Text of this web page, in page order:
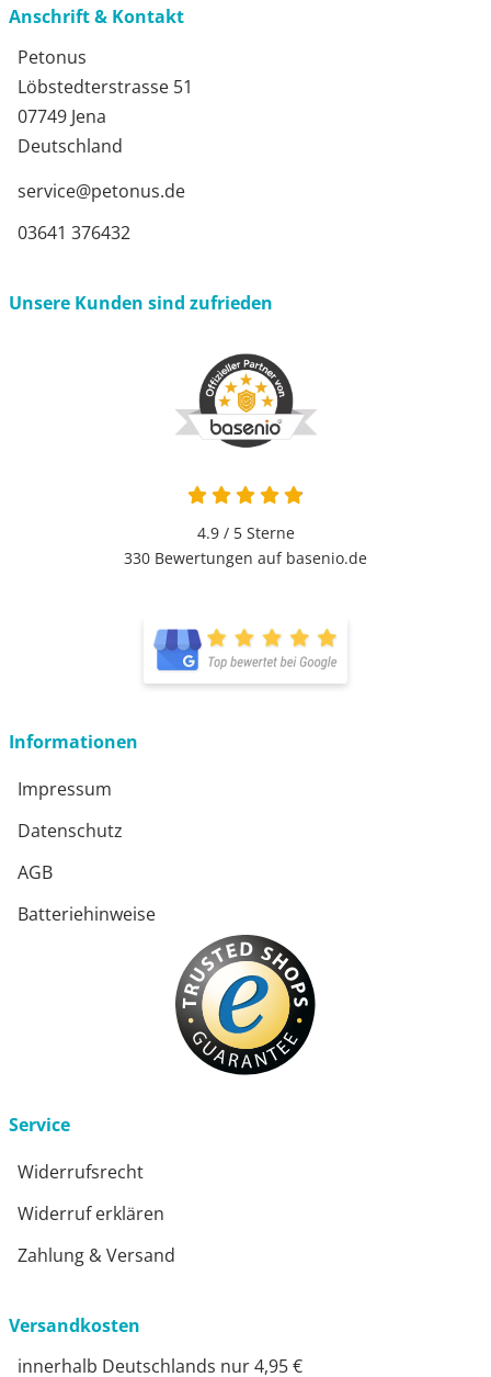
Anschrift & Kontakt
Petonus
Löbstedterstrasse 51
07749 Jena
Deutschland
service@petonus.de
03641 376432
Unsere Kunden sind zufrieden
4.9 / 5Sterne
330 Bewertungen auf basenio.de
Informationen
Impressum
Datenschutz
AGB
Batteriehinweise
Service
Widerrufsrecht
Widerruf erklären
Zahlung & Versand
Versandkosten
innerhalb Deutschlands nur 4,95 €